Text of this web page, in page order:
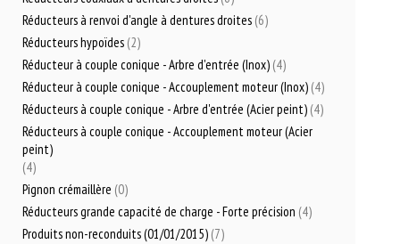
Réducteurs à renvoi d'angle à dentures droites (6)
Réducteurs hypoïdes (2)
Réducteur à couple conique - Arbre d'entrée (Inox) (4)
Réducteur à couple conique - Accouplement moteur (Inox) (4)
Réducteurs à couple conique - Arbre d'entrée (Acier peint) (4)
Réducteurs à couple conique - Accouplement moteur (Acier
peint)
(4)
Pignon crémaillère (0)
Réducteurs grande capacité de charge - Forte précision (4)
Produits non-reconduits (01/01/2015) (7)